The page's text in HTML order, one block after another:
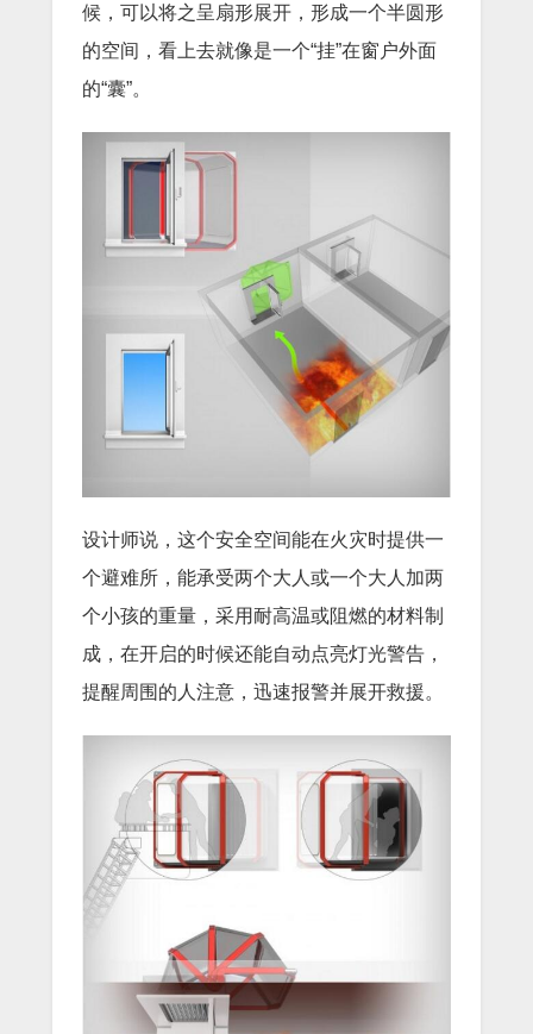
候，可以将之呈扇形展开，形成一个半圆形
的空间，看上去就像是一个“挂”在窗户外面
的“囊”。
设计师说，这个安全空间能在火灾时提供一
个避难所，能承受两个大人或一个大人加两
个小孩的重量，采用耐高温或阻燃的材料制
成，在开启的时候还能自动点亮灯光警告，
提醒周围的人注意，迅速报警并展开救援。